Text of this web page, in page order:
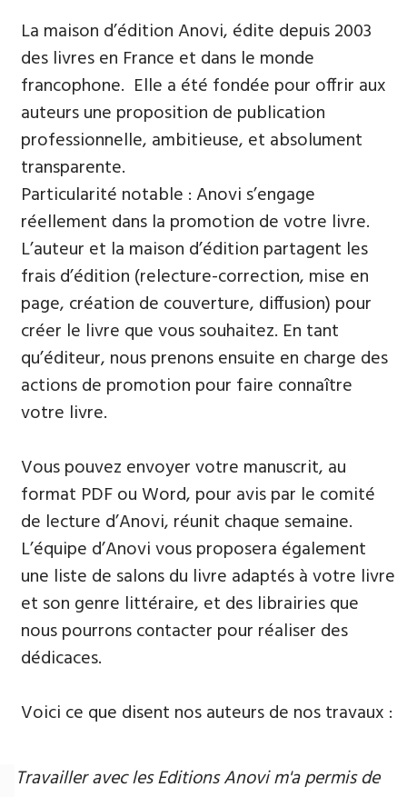
La maison d’édition Anovi, édite depuis 2003
des livres en France et dans le monde
francophone. Elle a été fondée pour offrir aux
auteurs une proposition de publication
professionnelle, ambitieuse, et absolument
transparente.
Particularité notable : Anovi s’engage
réellement dans la promotion de votre livre.
L’auteur et la maison d’édition partagent les
frais d’édition (relecture-correction, mise en
page, création de couverture, diffusion) pour
créer le livre que vous souhaitez. En tant
qu’éditeur, nous prenons ensuite en charge des
actions de promotion pour faire connaître
votre livre.
Vous pouvez envoyer votre manuscrit, au
format PDF ou Word, pour avis par le comité
de lecture d’Anovi, réunit chaque semaine.
L’équipe d’Anovi vous proposera également
une liste de salons du livre adaptés à votre livre
et son genre littéraire, et des librairies que
nous pourrons contacter pour réaliser des
dédicaces.
Voici ce que disent nos auteurs de nos travaux :
Travailler avec les Editions Anovi m'a permis de